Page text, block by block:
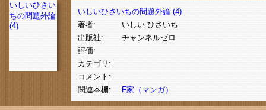
いしいひさい
ちの問題外論
(4)
いしいひさいちの問題外論 (4)
著者:
いしい ひさいち
出版社:
チャンネルゼロ
評価:
カテゴリ:
コメント:
関連本棚:
F家（マンガ）